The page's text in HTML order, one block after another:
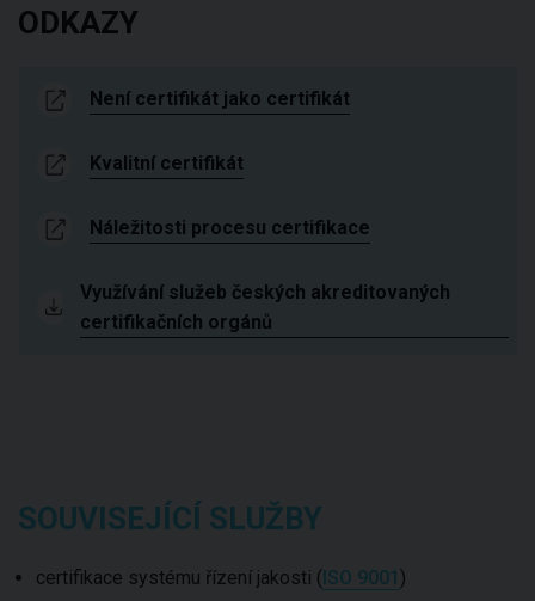
ODKAZY
Není certifikát jako certifikát
Kvalitní certifikát
Náležitosti procesu certifikace
Využívání služeb českých akreditovaných
certifikačních orgánů
SOUVISEJÍCÍ SLUŽBY
certifikace systému řízení jakosti (ISO 9001)